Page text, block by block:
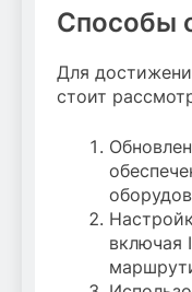
Способы
Для
стоит
включая